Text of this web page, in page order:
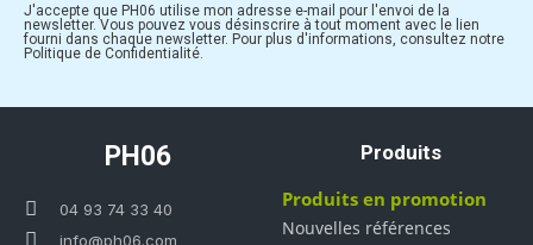
J'accepte que PH06 utilise mon adresse e-mail pour l'envoi de la
newsletter. Vous pouvez vous désinscrire à tout moment avec le lien
fourni dans chaque newsletter. Pour plus d'informations, consultez notre
Politique de Confidentialité.
PH06
04 93 74 33 40
info@ph06.com
Produits
Produits en promotion
Nouvelles références